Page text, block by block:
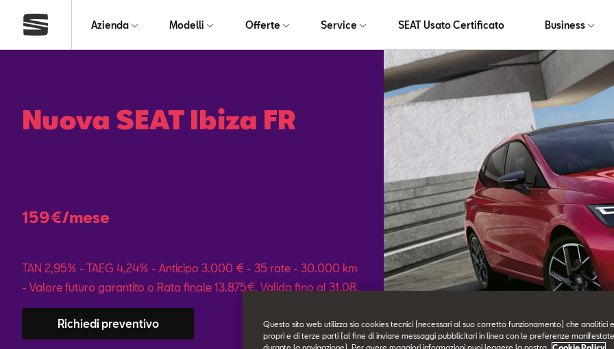
Azienda Modelli Offerte Service SEAT Usato Certificato Business
Nuova SEAT Ibiza FR
159€/mese
TAN 2,95% - TAEG 4,24% - Anticipo 3.000 € - 35 rate - 30.000 km
- Valore futuro garantito o Rata finale 13.875€. Valida fino al 31.08.
Richiedi preventivo
Questo sito web utilizza sia cookies tecnici (necessari al suo corretto funzionamento) che analitici
propri e di terze parti (al fine di inviare messaggi pubblicitari in linea con le preferenze
durante la navigazione). Per avere maggiori informazioni puoi leggere la nostra
Cookie Policy